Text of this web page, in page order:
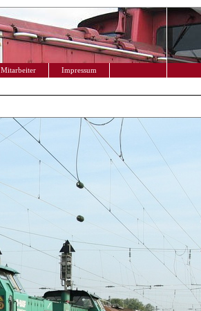
Mitarbeiter Impressum